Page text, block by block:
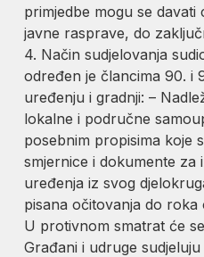
primjedbe mogu se davati
javne rasprave, do
4. Način sudjelovanja
određen je člancima 90. i
uređenju i gradnji: –
lokalne i područne
posebnim propisima koje
smjernice i dokumente za
uređenja iz svog
pisana očitovanja do
U protivnom smatrat će
Građani i udruge